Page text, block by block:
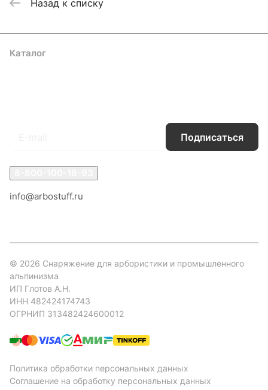
Назад к списку
Каталог
Подписаться
info@arbostuff.ru
© 2026 Снаряжение для арбористики и промышленного
альпинизма
ИП Глотов А.Н.
ИНН 482424174743
ОГРНИП 313482424600012
Политика обработки персональных данных
Соглашение на обработку персональных данных